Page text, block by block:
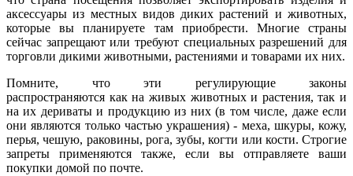
аксессуары из местных видов диких растений и животных,
которые вы планируете там приобрести. Многие страны
сейчас запрещают или требуют специальных разрешений для
торговли дикими животными, растениями и товарами их них.
Помните, что эти регулирующие законы
распространяются как на живых животных и растения, так и
на их дериваты и продукцию из них (в том числе, даже если
они являются только частью украшения) - меха, шкуры, кожу,
перья, чешую, раковины, рога, зубы, когти или кости. Строгие
запреты применяются также, если вы отправляете ваши
покупки домой по почте.